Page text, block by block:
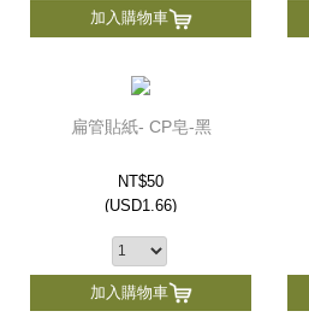
加入購物車
扁管貼紙- CP皂-黑
NT$50
(USD1.66)
加入購物車